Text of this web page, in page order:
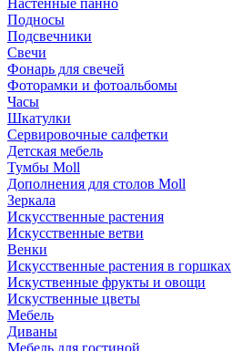
Настенные панно
Подносы
Подсвечники
Свечи
Фонарь для свечей
Фоторамки и фотоальбомы
Часы
Шкатулки
Сервировочные салфетки
Детская мебель
Тумбы Moll
Дополнения для столов Moll
Зеркала
Искусственные растения
Искусственные ветви
Венки
Искусственные растения в горшках
Искуственные фрукты и овощи
Искуственные цветы
Мебель
Диваны
Мебель для гостиной